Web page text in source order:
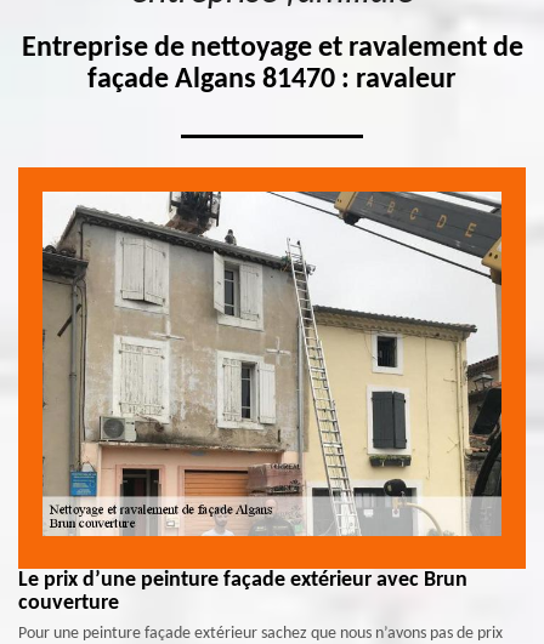
Entreprise de nettoyage et ravalement de
façade Algans 81470 : ravaleur
Le prix d’une peinture façade extérieur avec Brun
couverture
Pour une peinture façade extérieur sachez que nous n’avons pas de prix